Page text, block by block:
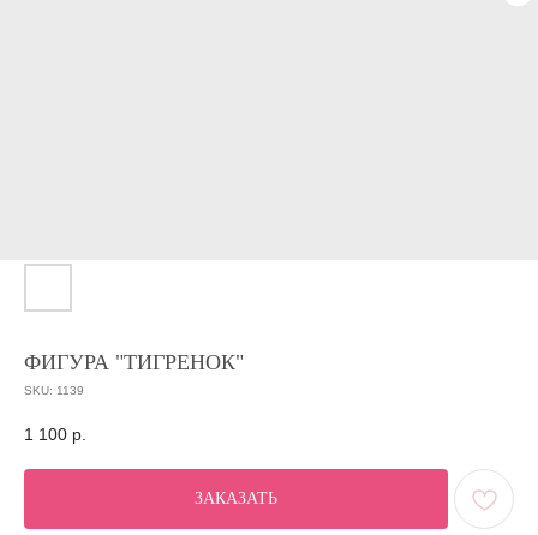
ФИГУРА "ТИГРЕНОК"
SKU: 1139
1 100 р.
ЗАКАЗАТЬ